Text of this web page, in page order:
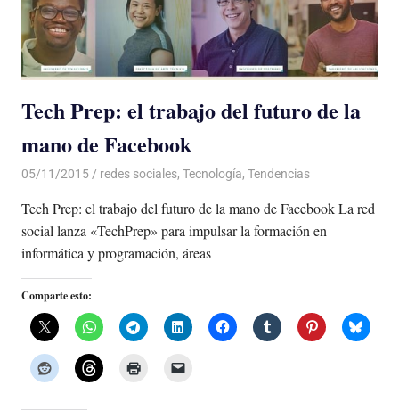
Tech Prep: el trabajo del futuro de la
mano de Facebook
05/11/2015 Luis Castellanos
redes sociales, Tecnología, Tendencias
Tech Prep: el trabajo del futuro de la mano de Facebook La red
social lanza «TechPrep» para impulsar la formación en
informática y programación, áreas
Comparte esto: